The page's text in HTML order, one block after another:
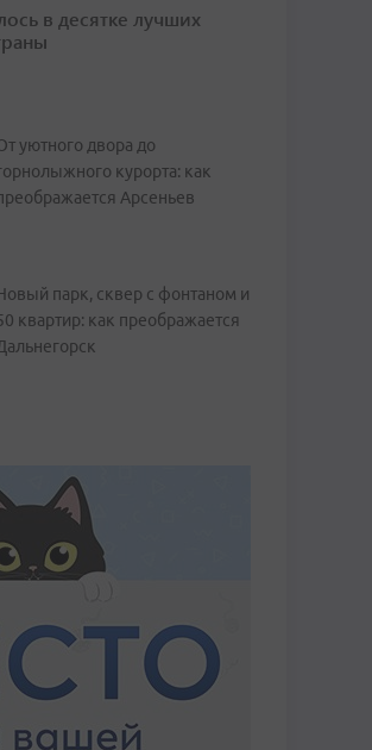
в десятке лучших
уютного двора до
курорта: как
Арсеньев
парк, сквер с фонтаном и
квартир: как преображается